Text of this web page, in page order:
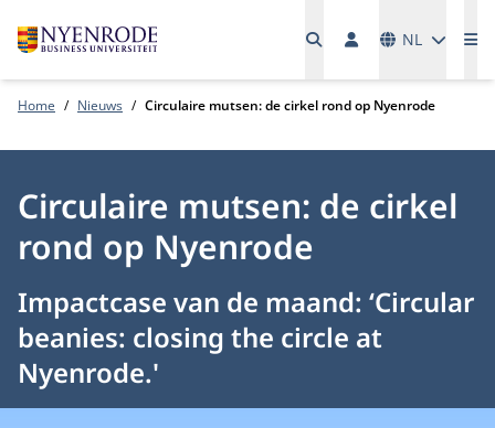
NL
Home Nieuws Circulaire mutsen: de cirkel rond op Nyenrode
Circulaire mutsen: de cirkel
rond op Nyenrode
Impactcase van de maand: ‘Circular
beanies: closing the circle at
Nyenrode.'